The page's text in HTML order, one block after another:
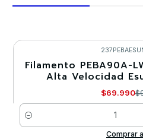
-30%
Filamento PEBA90A-
Alta Velocidad
$69.990
Cantidad
Comprar